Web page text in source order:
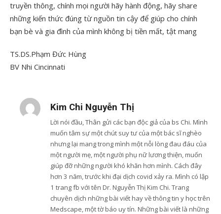
truyền thông, chính mọi người hãy hành động, hãy share
những kiến thức đúng từ nguồn tin cậy để giúp cho chính
bạn bè và gia đình của mình không bị tiền mất, tật mang
TS.DS.Phạm Đức Hùng
BV Nhi Cincinnati
Kim Chi Nguyễn Thị
Lời nói đầu, Thân gửi các bạn độc giả của bs Chi. Mình
muốn tâm sự một chút suy tư của một bác sĩ nghèo
nhưng lại mang trong mình một nỗi lòng đau đáu của
một người mẹ, một người phụ nữ lương thiện, muốn
giúp đỡ những người khó khăn hơn mình. Cách đây
hơn 3 năm, trước khi đại dịch covid xảy ra. Mình có lập
1 trang fb với tên Dr. Nguyễn Thị Kim Chi. Trang
chuyên dịch những bài viết hay về thông tin y học trên
Medscape, một tờ báo uy tín. Những bài viết là những